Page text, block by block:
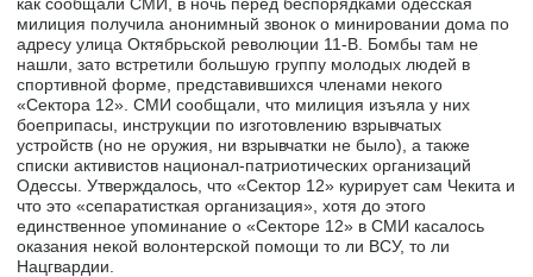
милиция получила анонимный звонок о минировании дома по
адресу улица Октябрьской революции 11-В. Бомбы там не
нашли, зато встретили большую группу молодых людей в
спортивной форме, представившихся членами некого
«Сектора 12». СМИ сообщали, что милиция изъяла у них
боеприпасы, инструкции по изготовлению взрывчатых
устройств (но не оружия, ни взрывчатки не было), а также
списки активистов национал-патриотических организаций
Одессы. Утверждалось, что «Сектор 12» курирует сам Чекита и
что это «сепаратисткая организация», хотя до этого
единственное упоминание о «Секторе 12» в СМИ касалось
оказания некой волонтерской помощи то ли ВСУ, то ли
Нацгвардии.